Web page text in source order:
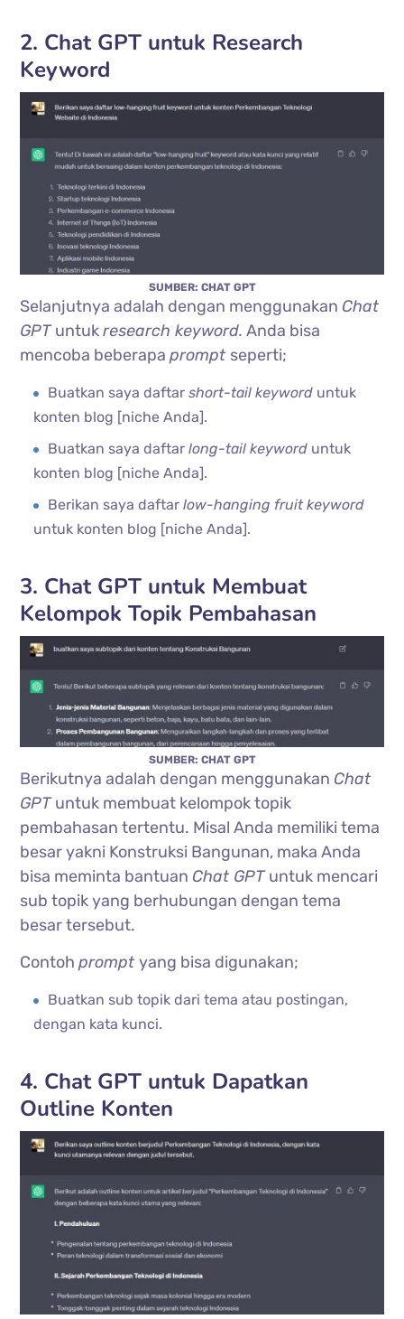
2. Chat GPT untuk Research
Keyword
SUMBER: CHAT GPT
Selanjutnya adalah dengan menggunakan Chat
GPTuntukresearch keyword. Anda bisa
mencoba beberapaprompt seperti;
Buatkan saya daftarshort-tail keyword untuk
konten blog [niche Anda].
Buatkan saya daftarlong-tail keyword untuk
konten blog [niche Anda].
Berikan saya daftarlow-hanging fruit keyword
untuk konten blog [niche Anda].
3. Chat GPT untuk Membuat
Kelompok Topik Pembahasan
SUMBER: CHAT GPT
Berikutnya adalah dengan menggunakan Chat
GPTuntuk membuat kelompok topik
pembahasan tertentu. Misal Anda memiliki tema
besar yakni Konstruksi Bangunan, maka Anda
bisa meminta bantuan Chat GPTuntuk mencari
sub topik yang berhubungan dengan tema
besar tersebut.
Contohpromptyang bisa digunakan;
Buatkan sub topik dari tema atau postingan,
dengan kata kunci.
4. Chat GPT untuk Dapatkan
Outline Konten